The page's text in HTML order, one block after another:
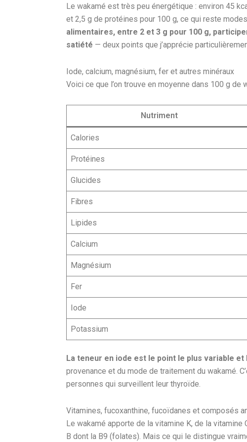
Le wakamé est très peu énergétique : environ 45
et 2,5 g de protéines pour 100 g, ce qui reste
alimentaires, entre 2 et 3 g pour 100 g,
satiété — deux points que j’apprécie
Iode, calcium, magnésium, fer et autres minéraux
Voici ce que l’on trouve en moyenne dans 100 g de
Nutriment
Calories
Protéines
Glucides
Fibres
Lipides
Calcium
Magnésium
Fer
Iode
Potassium
La teneur en iode est le point le plus variable et
provenance et du mode de traitement du wakamé.
personnes qui surveillent leur thyroïde.
Vitamines, fucoxanthine, fucoïdanes et composés
Le wakamé apporte de la vitamine K, de la
B dont la B9 (folates). Mais ce qui le distingue